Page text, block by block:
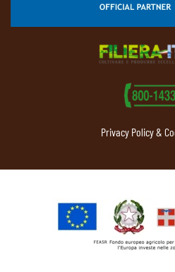
Privacy Policy &